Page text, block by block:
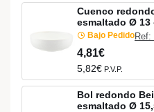
Cuenco
esmaltado Ø 13
Bajo PedidoRef:
4,81€
5,82€ P.V.P.
Bol redondo
esmaltado Ø